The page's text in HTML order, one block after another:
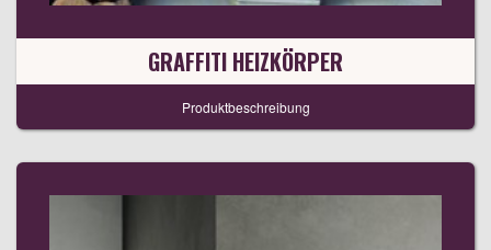
GRAFFITI HEIZKÖRPER
Produktbeschreibung